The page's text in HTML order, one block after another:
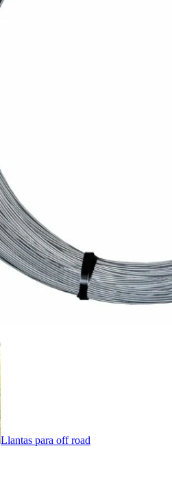
Llantas para off road